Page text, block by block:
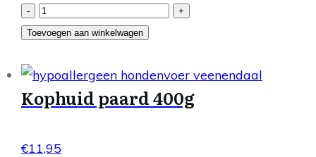
-
Kophuid
hert
aantal
+
Toevoegen aan winkelwagen
Kophuid paard 400g
€11,95